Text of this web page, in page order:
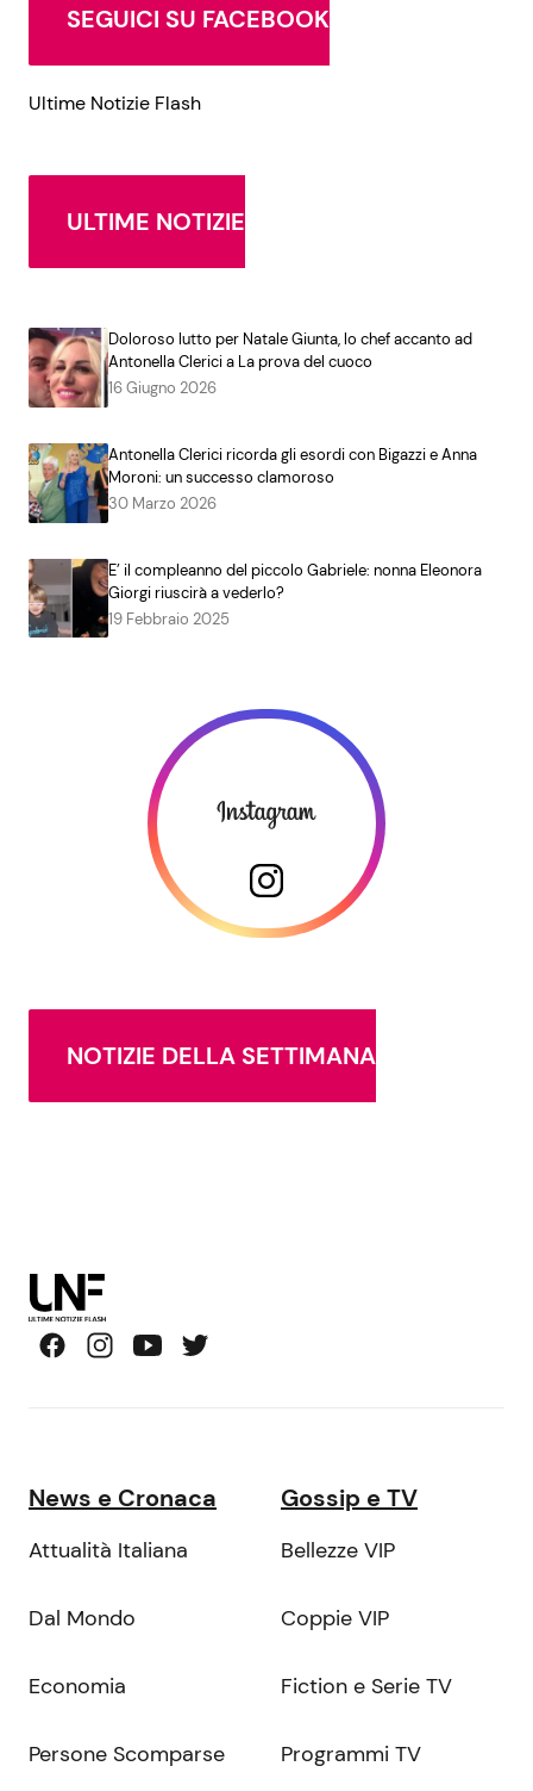
SEGUICI SU FACEBOOK
Ultime Notizie Flash
ULTIME NOTIZIE
Doloroso lutto per Natale Giunta, lo chef accanto ad
Antonella Clerici a La prova del cuoco
16 Giugno 2026
Antonella Clerici ricorda gli esordi con Bigazzi e Anna
Moroni: un successo clamoroso
30 Marzo 2026
E’ il compleanno del piccolo Gabriele: nonna Eleonora
Giorgi riuscirà a vederlo?
19 Febbraio 2025
NOTIZIE DELLA SETTIMANA
News e Cronaca
Attualità Italiana
Dal Mondo
Economia
Persone Scomparse
Gossip e TV
Bellezze VIP
Coppie VIP
Fiction e Serie TV
Programmi TV